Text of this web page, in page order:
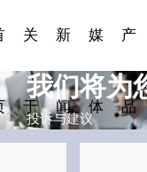
关
于
新
闻
媒
体
产
品
我们将为
投诉与建议